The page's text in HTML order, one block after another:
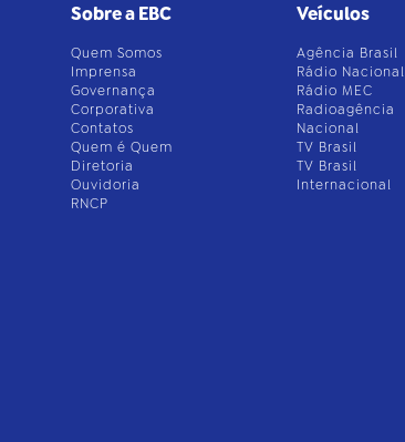
Sobre a EBC
Quem Somos
Imprensa
Governança
Corporativa
Contatos
Quem é Quem
Diretoria
Ouvidoria
RNCP
Veículos
Agência Brasil
Rádio Nacional
Rádio MEC
Radioagência
Nacional
TV Brasil
TV Brasil
Internacional